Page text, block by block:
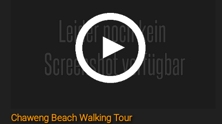
Chaweng Beach Walking Tour